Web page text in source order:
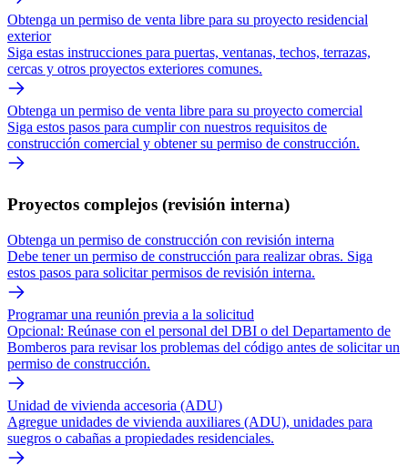
Obtenga un permiso de venta libre para su proyecto residencial
exterior
Siga estas instrucciones para puertas, ventanas, techos, terrazas,
cercas y otros proyectos exteriores comunes.
Obtenga un permiso de venta libre para su proyecto comercial
Siga estos pasos para cumplir con nuestros requisitos de
construcción comercial y obtener su permiso de construcción.
Proyectos complejos (revisión interna)
Obtenga un permiso de construcción con revisión interna
Debe tener un permiso de construcción para realizar obras. Siga
estos pasos para solicitar permisos de revisión interna.
Programar una reunión previa a la solicitud
Opcional: Reúnase con el personal del DBI o del Departamento de
Bomberos para revisar los problemas del código antes de solicitar un
permiso de construcción.
Unidad de vivienda accesoria (ADU)
Agregue unidades de vivienda auxiliares (ADU), unidades para
suegros o cabañas a propiedades residenciales.